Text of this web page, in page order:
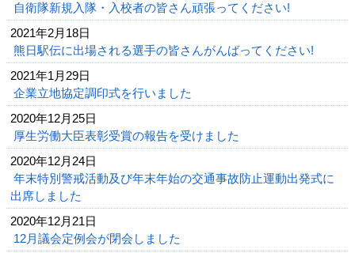
自衛隊新規入隊・入校者の皆さん頑張ってください!
2021年2月18日
熊日駅伝に出場される選手の皆さんがんばってください!
2021年1月29日
企業立地協定調印式を行いました
2020年12月25日
厚生労働大臣表彰受賞の報告を受けました
2020年12月24日
年末特別警戒活動及び年末年始の交通事故防止運動出発式に
出席しました
2020年12月21日
12月議会定例会が閉会しました